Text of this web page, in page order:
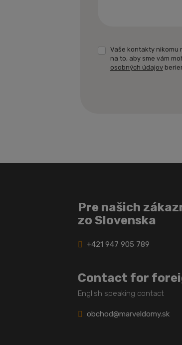
Vaše kontakty nikomu
na to, aby sme vám
osobných údajov
Pre našich
zo Slovenska
+421 947 905 789
Contact for
English speaking contact
obchod@marveldomy.sk